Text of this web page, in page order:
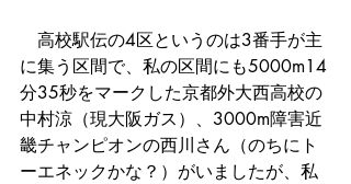
高校駅伝の4区というのは3番手が主
に集う区間で、私の区間にも5000m14
分35秒をマークした京都外大西高校の
中村涼（現大阪ガス）、3000m障害近
畿チャンピオンの西川さん（のちにト
ーエネックかな？）がいましたが、私